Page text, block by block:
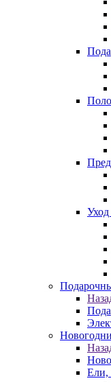
Ели,